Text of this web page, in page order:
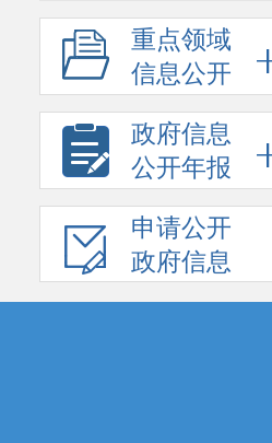
重点领域
信息公开
政府信息
公开年报
申请公开
政府信息